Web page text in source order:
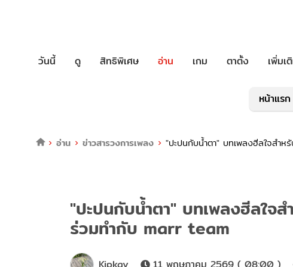
วันนี้ ดู สิทธิพิเศษ อ่าน เกม ตาตั้ง เพิ่มเ
หน้าแรก
อ่าน ข่าวสารวงการเพลง "ปะปนกับน้ำตา" บทเพลงฮีลใจสำ
"ปะปนกับน้ำตา" บทเพลงฮีลใจ
ร่วมทำกับ marr team